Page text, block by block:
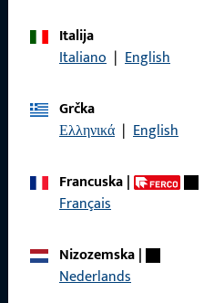
Italija
Italiano | English
Grčka
Ελληνικά | English
Francuska|
Français
Nizozemska|
Nederlands
Zaštita